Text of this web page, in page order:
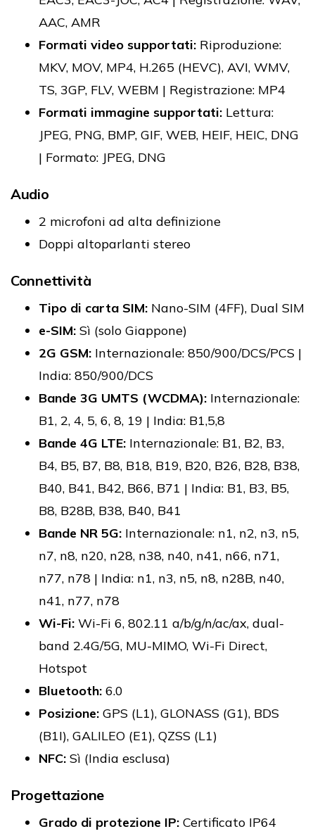
AAC, AMR
Formati video supportati: Riproduzione:
MKV, MOV, MP4, H.265 (HEVC), AVI, WMV,
TS, 3GP, FLV, WEBM | Registrazione: MP4
Formati immagine supportati: Lettura:
JPEG, PNG, BMP, GIF, WEB, HEIF, HEIC, DNG
| Formato: JPEG, DNG
Audio
2 microfoni ad alta definizione
Doppi altoparlanti stereo
Connettività
Tipo di carta SIM: Nano-SIM (4FF), Dual SIM
e-SIM: Sì (solo Giappone)
2G GSM: Internazionale: 850/900/DCS/PCS |
India: 850/900/DCS
Bande 3G UMTS (WCDMA): Internazionale:
B1, 2, 4, 5, 6, 8, 19 | India: B1,5,8
Bande 4G LTE: Internazionale: B1, B2, B3,
B4, B5, B7, B8, B18, B19, B20, B26, B28, B38,
B40, B41, B42, B66, B71 | India: B1, B3, B5,
B8, B28B, B38, B40, B41
Bande NR 5G: Internazionale: n1, n2, n3, n5,
n7, n8, n20, n28, n38, n40, n41, n66, n71,
n77, n78 | India: n1, n3, n5, n8, n28B, n40,
n41, n77, n78
Wi-Fi: Wi-Fi 6, 802.11 a/b/g/n/ac/ax, dual-
band 2.4G/5G, MU-MIMO, Wi-Fi Direct,
Hotspot
Bluetooth: 6.0
Posizione: GPS (L1), GLONASS (G1), BDS
(B1I), GALILEO (E1), QZSS (L1)
NFC: Sì (India esclusa)
Progettazione
Grado di protezione IP: Certificato IP64